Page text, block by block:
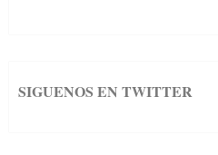
SIGUENOS EN TWITTER